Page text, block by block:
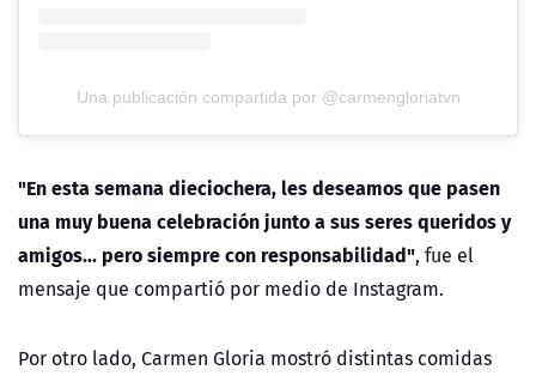
Una publicación compartida por @carmengloriatvn
"En esta semanadieciochera, les deseamos que pasen
una muy buena celebración junto a sus seres queridos y
amigos... pero siempre con responsabilidad", fue el
mensaje que compartió por medio de Instagram.
Por otro lado, Carmen Gloria mostró distintas comidas